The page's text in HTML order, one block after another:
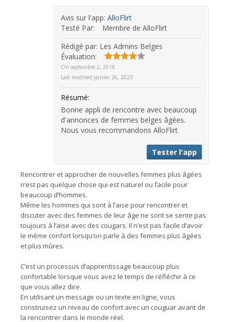
Avis sur l'app: AlloFlirt
Testé Par:
Membre de AlloFlirt
Rédigé par: Les Admins Belges
Évaluation:
On septembre 2, 2018
Last modified:janvier 26, 2023
Résumé:
Bonne appli de rencontre avec beaucoup
d'annonces de femmes belges âgées.
Nous vous recommandons AlloFlirt
Tester l'app
Rencontrer et approcher de nouvelles femmes plus âgées
n’est pas quelque chose qui est naturel ou facile pour
beaucoup d’hommes.
Même les hommes qui sont à l’aise pour rencontrer et
discuter avec des femmes de leur âge ne sont se sente pas
toujours à l’aise avec des cougars. Il n’est pas facile d’avoir
le même confort lorsqu’on parle à des femmes plus âgées
et plus mûres.
C’est un processus d’apprentissage beaucoup plus
confortable lorsque vous avez le temps de réfléchir à ce
que vous allez dire.
En utilisant un message ou un texte en ligne, vous
construisez un niveau de confort avec un couguar avant de
la rencontrer dans le monde réel.